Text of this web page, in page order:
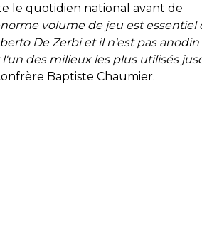
le quotidien national avant de
volume de jeu est essentiel
De Zerbi et il n'est pas anodin
des milieux les plus utilisés
Baptiste Chaumier.